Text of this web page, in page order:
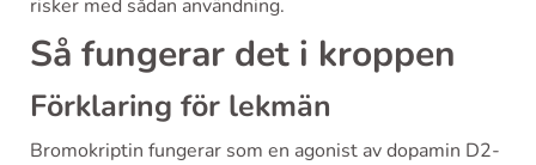
risker med sådan användning.
Så fungerar det i kroppen
Förklaring för lekmän
Bromokriptin fungerar som en agonist av dopamin D2-